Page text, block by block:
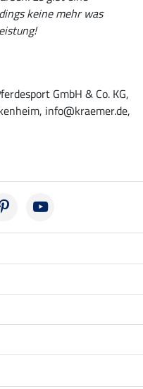
keine mehr was
GmbH & Co. KG,
info@kraemer.de,